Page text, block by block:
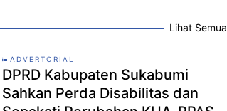
Lihat Semua
ADVERTORIAL
DPRD Kabupaten Sukabumi
Sahkan Perda Disabilitas dan